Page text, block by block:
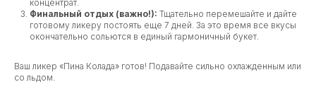
концентрат.
Финальный отдых (важно!): Тщательно перемешайте и дайте
готовому ликеру постоять еще 7 дней. За это время все вкусы
окончательно сольются в единый гармоничный букет.
Ваш ликер «Пина Колада» готов! Подавайте сильно охлажденным или
со льдом.